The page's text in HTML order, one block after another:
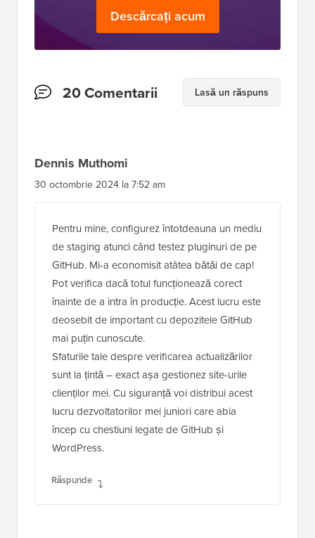
Descărcați acum
Interacțiuni
20 Comentarii Lasă un răspuns
Dennis Muthomi
30 octombrie 2024 la 7:52 am
Pentru mine, configurez întotdeauna un mediu
de staging atunci când testez pluginuri de pe
GitHub. Mi-a economisit atâtea bătăi de cap!
Pot verifica dacă totul funcționează corect
înainte de a intra în producție. Acest lucru este
deosebit de important cu depozitele GitHub
mai puțin cunoscute.
Sfaturile tale despre verificarea actualizărilor
sunt la țintă – exact așa gestionez site-urile
clienților mei. Cu siguranță voi distribui acest
lucru dezvoltatorilor mei juniori care abia
încep cu chestiuni legate de GitHub și
WordPress.
Răspunde